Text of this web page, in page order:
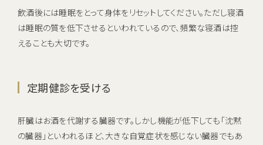
飲酒後には睡眠をとって身体をリセットしてください。ただし寝酒
は睡眠の質を低下させるといわれているので、頻繁な寝酒は控
えることも大切です。
定期健診を受ける
肝臓はお酒を代謝する臓器です。しかし機能が低下しても「沈黙
の臓器」といわれるほど、大きな自覚症状を感じない臓器でもあ